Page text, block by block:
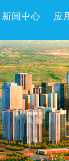
产品
箱
统
配件
新闻中心
公司新闻
行业动态
产品知识
常见问题
应